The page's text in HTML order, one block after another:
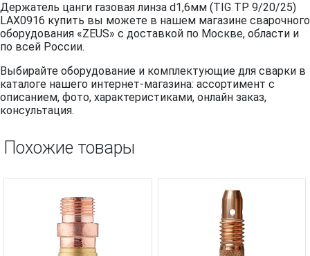
Держатель цанги газовая линза d1,6мм (TIG TP 9/20/25)
LAX0916 купить вы можете в нашем магазине сварочного
оборудования «ZEUS» с доставкой по Москве, области и
по всей России.
Выбирайте оборудование и комплектующие для сварки в
каталоге нашего интернет-магазина: ассортимент с
описанием, фото, характеристиками, онлайн заказ,
консультация.
Похожие товары